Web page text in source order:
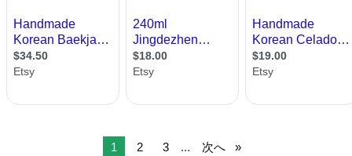
1 2 3 ... 次へ